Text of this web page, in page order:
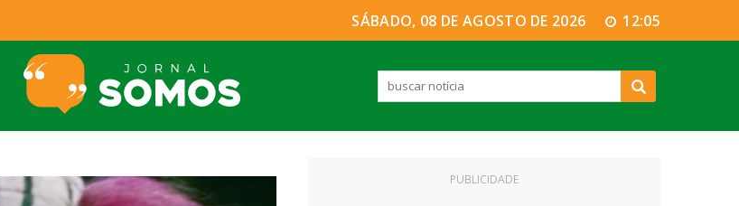
SÁBADO, 08 DE AGOSTO DE 2026 12:05
PUBLICIDADE